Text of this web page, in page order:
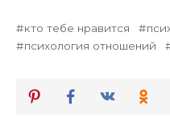
кто тебе нравится
психология отношений